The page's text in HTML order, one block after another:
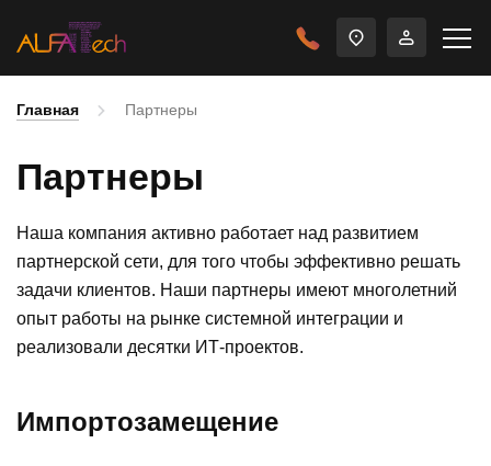
Главная Партнеры
Партнеры
Наша компания активно работает над развитием
партнерской сети, для того чтобы эффективно решать
задачи клиентов. Наши партнеры имеют многолетний
опыт работы на рынке системной интеграции и
реализовали десятки ИТ-проектов.
Импортозамещение